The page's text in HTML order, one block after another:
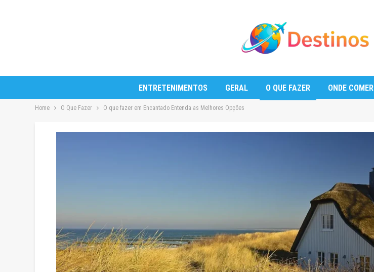
ENTRETENIMENTOS GERAL O QUE FAZER ONDE COMER
Home O Que Fazer O que fazer em Encantado Entenda as Melhores Opções